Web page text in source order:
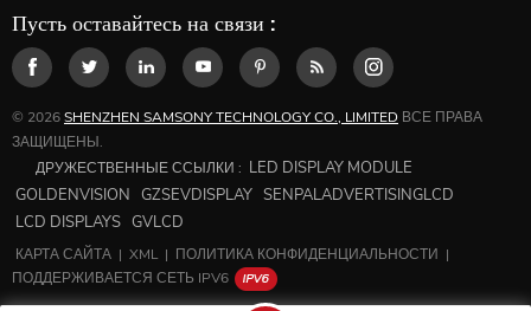
Пусть оставайтесь на связи :
© 2026SHENZHEN SAMSONY TECHNOLOGY CO., LIMITED ВСЕ ПРАВА
ЗАЩИЩЕНЫ.
ДРУЖЕСТВЕННЫЕ ССЫЛКИ : LED DISPLAY MODULE
GOLDENVISION GZSEVDISPLAY SENPALADVERTISINGLCD
LCD DISPLAYS GVLCD
КАРТА САЙТА | XML | ПОЛИТИКА КОНФИДЕНЦИАЛЬНОСТИ |
ПОДДЕРЖИВАЕТСЯ СЕТЬ IPV6